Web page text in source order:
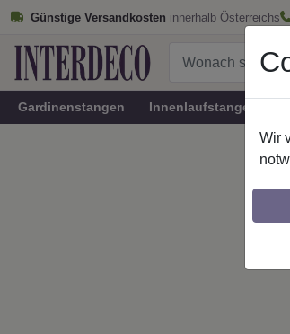
Günstige Versandkosten innerhalb Österreichs
Gardinenstangen Innenlaufstangen
Wir